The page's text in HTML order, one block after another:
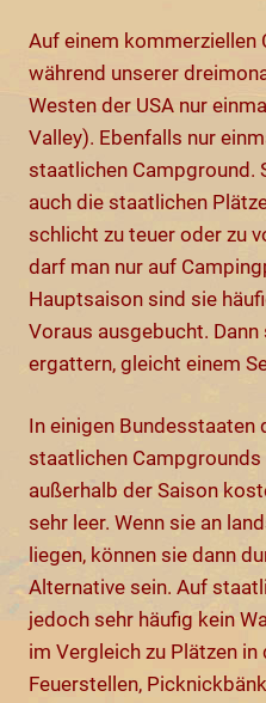
Auf einem kommerziellen
während unserer
Westen der USA nur
Valley). Ebenfalls nur
staatlichen Campground.
auch die staatlichen
schlicht zu teuer oder zu
darf man nur auf
Hauptsaison sind sie
Voraus ausgebucht.
ergattern, gleicht einem
In einigen Bundesstaaten
staatlichen
außerhalb der Saison
sehr leer. Wenn sie an
liegen, können sie dann
Alternative sein. Auf
jedoch sehr häufig kein
im Vergleich zu Plätzen in
Feuerstellen,